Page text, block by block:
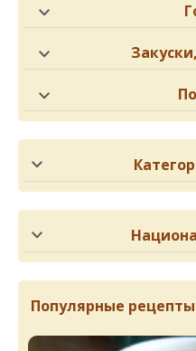
Популярные рецепты